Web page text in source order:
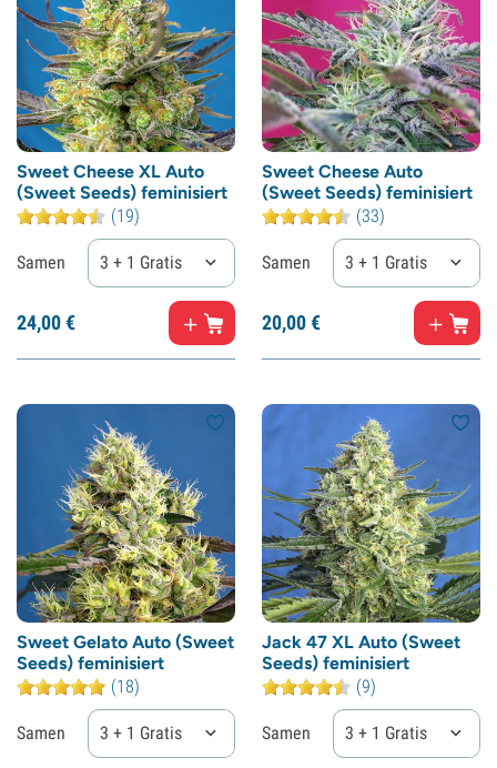
Sweet Cheese XL Auto
(Sweet Seeds) feminisiert
(19)
Samen 3 + 1 Gratis
24,00€
Sweet Cheese Auto
(Sweet Seeds) feminisiert
(33)
Samen 3 + 1 Gratis
20,00€
Sweet Gelato Auto (Sweet
Seeds) feminisiert
(18)
Samen 3 + 1 Gratis
Jack 47 XL Auto (Sweet
Seeds) feminisiert
(9)
Samen 3 + 1 Gratis